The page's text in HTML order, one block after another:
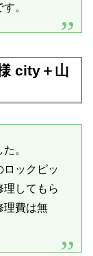
。
city＋山
。
ロックピッ
理してもら
理費は無